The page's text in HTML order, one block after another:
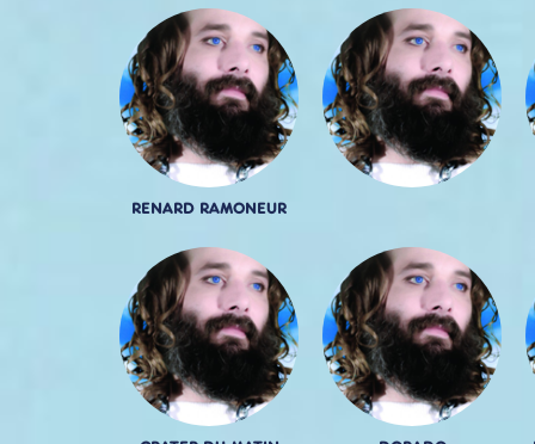
RENARD RAMONEUR